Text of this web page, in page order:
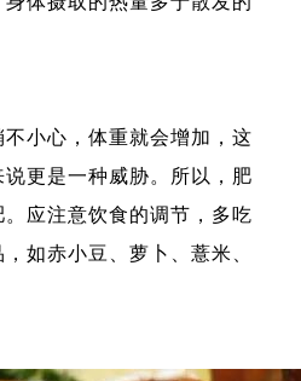
小心，体重就会增加，这
更是一种威胁。所以，肥
应注意饮食的调节，多吃
如赤小豆、萝卜、薏米、